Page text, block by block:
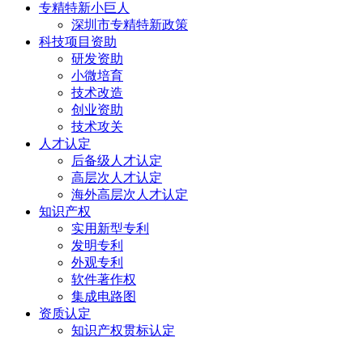
专精特新小巨人
深圳市专精特新政策
科技项目资助
研发资助
小微培育
技术改造
创业资助
技术攻关
人才认定
后备级人才认定
高层次人才认定
海外高层次人才认定
知识产权
实用新型专利
发明专利
外观专利
软件著作权
集成电路图
资质认定
知识产权贯标认定